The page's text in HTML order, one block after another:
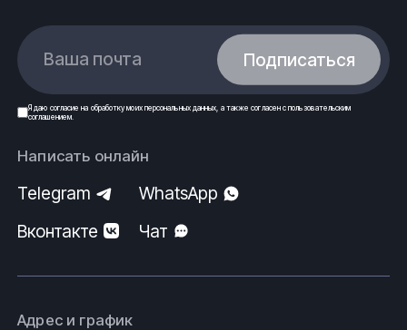
Ваша почта Подписаться
Я даю согласие на обработку моих персональных данных , а также согласен спользовательским
соглашением.
Написать онлайн
Telegram
WhatsApp
Вконтакте
Чат
Адрес и график